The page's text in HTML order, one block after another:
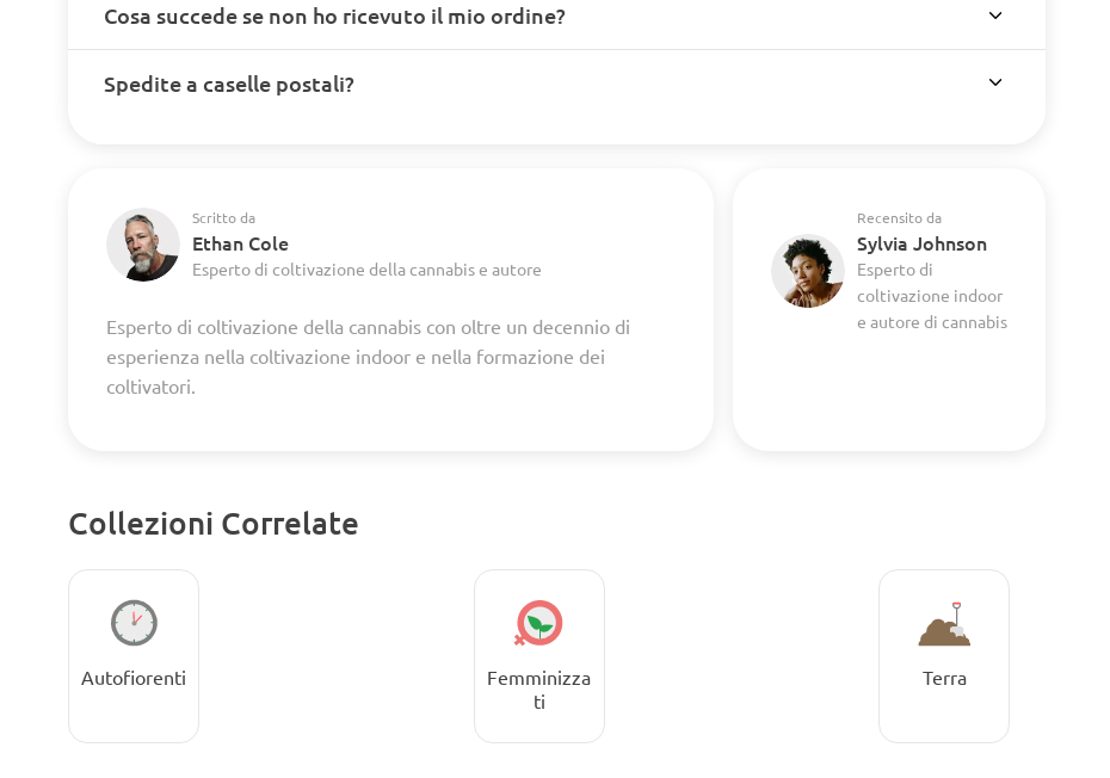
Cosa succede se non ho ricevuto il mio ordine?
Spedite a caselle postali?
Scritto da
Ethan Cole
Esperto di coltivazione della cannabis e autore
Esperto di coltivazione della cannabis con oltre un decennio di
esperienza nella coltivazione indoor e nella formazione dei
coltivatori.
Recensito da
Sylvia Johnson
Esperto di
coltivazione indoor
e autore di cannabis
Collezioni Correlate
Autofiorenti
Femminizza
ti
Terra